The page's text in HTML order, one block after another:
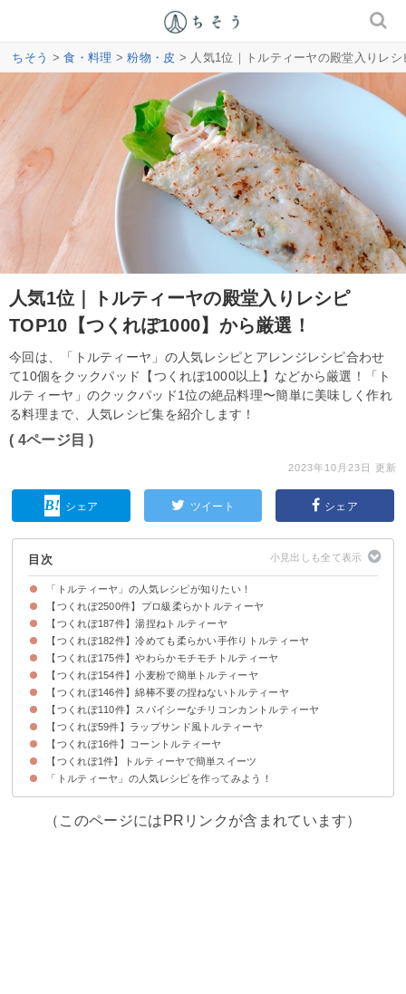
ちそう >食・料理 >粉物・皮 > 人気1位｜トルティーヤの殿堂入りレ
人気1位｜トルティーヤの殿堂入りレシピ
TOP10【つくれぽ1000】から厳選！
今回は、「トルティーヤ」の人気レシピとアレンジレシピ合わせ
て10個をクックパッド【つくれぽ1000以上】などから厳選！「ト
ルティーヤ」のクックパッド1位の絶品料理〜簡単に美味しく作れ
る料理まで、人気レシピ集を紹介します！
( 4ページ目 )
2023年10月23日 更新
シェア ツイート シェア
目次
「トルティーヤ」の人気レシピが知りたい！
【つくれぽ2500件】プロ級柔らかトルティーヤ
【つくれぽ187件】湯捏ねトルティーヤ
【つくれぽ182件】冷めても柔らかい手作りトルティーヤ
【つくれぽ175件】やわらかモチモチトルティーヤ
【つくれぽ154件】小麦粉で簡単トルティーヤ
【つくれぽ146件】綿棒不要の捏ねないトルティーヤ
【つくれぽ110件】スパイシーなチリコンカントルティーヤ
【つくれぽ59件】ラップサンド風トルティーヤ
【つくれぽ16件】コーントルティーヤ
【つくれぽ1件】トルティーヤで簡単スイーツ
「トルティーヤ」の人気レシピを作ってみよう！
（このページにはPRリンクが含まれています）